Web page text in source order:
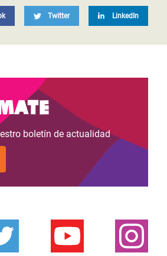
Twitter LinkedIn
boletín de actualidad